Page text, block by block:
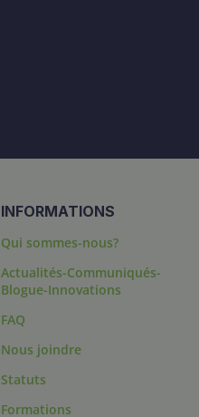
INFORMATIONS
Qui sommes-nous?
Actualités-Communiqués-
Blogue-Innovations
FAQ
Nous joindre
Statuts
Formations